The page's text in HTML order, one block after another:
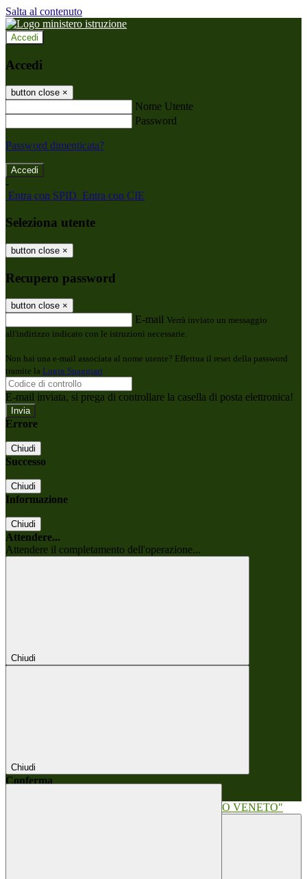
Salta al contenuto
Accedi
Accedi
button close ×
Nome Utente
Password
Password dimenticata?
-
Entra con SPID Entra con CIE
Seleziona utente
button close ×
Recupero password
button close ×
E-mail Verrà inviato un messaggio
all'indirizzo indicato con le istruzioni necessarie.
Non hai una e-mail associata al nome utente? Effettua il reset della password
tramite la Login Spaggiari
E-mail inviata, si prega di controllare la casella di posta elettronica!
Errore
Chiudi
Successo
Chiudi
Informazione
Chiudi
Attendere...
Attendere il completamento dell'operazione...
Chiudi
Chiudi
Conferma